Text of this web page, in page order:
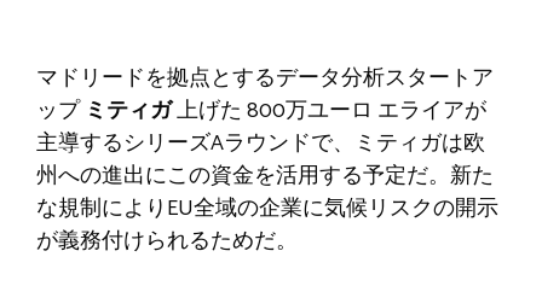
マドリードを拠点とするデータ分析スタートア
ップ ミティガ上げた800万ユーロ エライアが
主導するシリーズAラウンドで、ミティガは欧
州への進出にこの資金を活用する予定だ。新た
な規制によりEU全域の企業に気候リスクの開示
が義務付けられるためだ。